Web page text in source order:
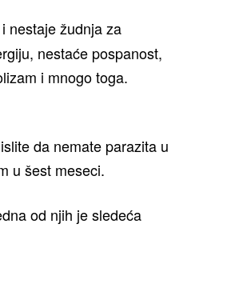
i nestaje žudnja za
nestaće pospanost,
i mnogo toga.
da nemate parazita u
u šest meseci.
od njih je sledeća